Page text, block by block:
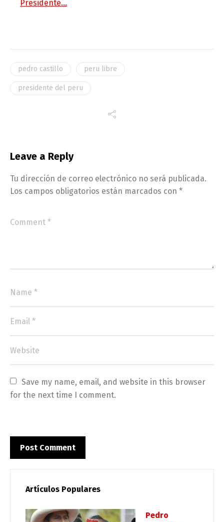
Presidente…
pedro castillo peru libre
presidente del peru
Leave a Reply
Tu dirección de correo electrónico no será publicada.
Los campos obligatorios están marcados con *
Save my name, email, and website in this browser
for the next time I comment.
Artículos Populares
Pedro